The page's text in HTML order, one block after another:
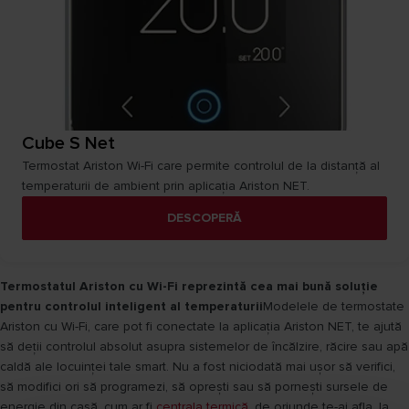
Cube S Net
Termostat Ariston Wi-Fi care permite controlul de la distanță al
temperaturii de ambient prin aplicația Ariston NET.
DESCOPERĂ
Termostatul Ariston cu Wi-Fi reprezintă cea mai bună soluție
pentru controlul inteligent al temperaturiiModelele de termostate
Ariston cu Wi-Fi, care pot fi conectate la aplicația Ariston NET, te ajută
să deții controlul absolut asupra sistemelor de încălzire, răcire sau apă
caldă ale locuinței tale smart. Nu a fost niciodată mai ușor să verifici,
să modifici ori să programezi, să oprești sau să pornești sursele de